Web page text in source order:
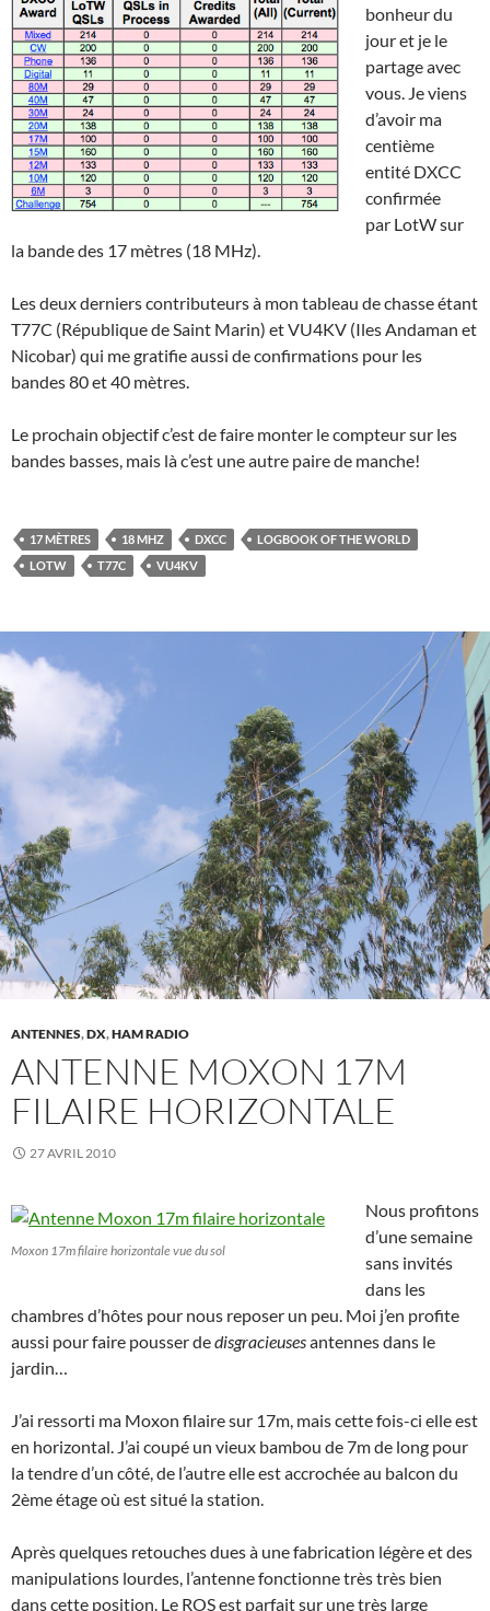
bonheur du
jour et je le
partage avec
vous. Je viens
d’avoir ma
centième
entité DXCC
confirmée
par LotW sur
la bande des 17 mètres (18 MHz).
Les deux derniers contributeurs à mon tableau de chasse étant
T77C (République de Saint Marin) et VU4KV (Iles Andaman et
Nicobar) qui me gratifie aussi de confirmations pour les
bandes 80 et 40 mètres.
Le prochain objectif c’est de faire monter le compteur sur les
bandes basses, mais là c’est une autre paire de manche!
17 MÈTRES 18 MHZ DXCC
LOGBOOK OF THE WORLD
LOTW
T77C VU4KV
ANTENNES,DX,HAM RADIO
ANTENNE MOXON 17M
FILAIRE HORIZONTALE
27 AVRIL 2010
Moxon 17m filaire horizontale vue du sol
Nous profitons
d’une semaine
sans invités
dans les
chambres d’hôtes pour nous reposer un peu. Moi j’en profite
aussi pour faire pousser dedisgracieusesantennes dans le
jardin…
J’ai ressorti ma Moxon filaire sur 17m, mais cette fois-ci elle est
en horizontal. J’ai coupé un vieux bambou de 7m de long pour
la tendre d’un côté, de l’autre elle est accrochée au balcon du
2ème étage où est situé la station.
Après quelques retouches dues à une fabrication légère et des
manipulations lourdes, l’antenne fonctionne très très bien
dans cette position. Le ROS est parfait sur une très large